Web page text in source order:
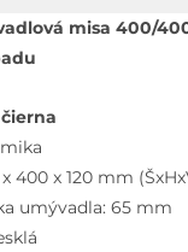
misa 400/
400 x 120 mm
umývadla: 65 mm